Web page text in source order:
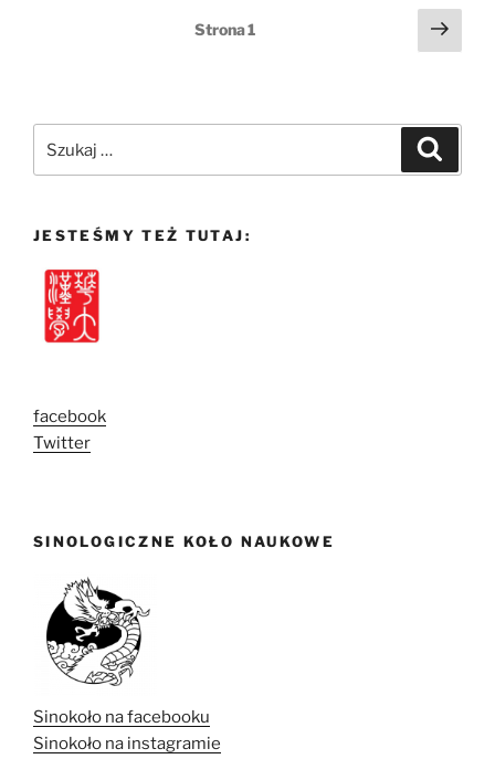
Strona1
JESTEŚMY TEŻ TUTAJ:
facebook
Twitter
SINOLOGICZNE KOŁO NAUKOWE
Sinokoło na facebooku
Sinokoło na instagramie